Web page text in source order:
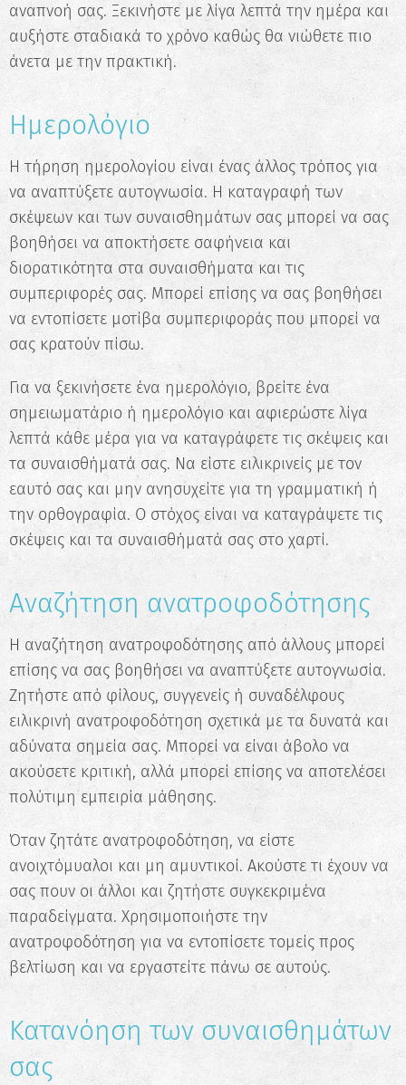
✖
Κάνε το Δωρεάν Τεστ
Επαγγελματικού
Προσανατολισμού!
Ανακάλυψε τις πραγματικές σου
δυνατότητες και σχεδίασε την ιδανική
καριέρα.
Ξεκίνα τώρα
αναπνοή σας. Ξεκινήστε με λίγα λεπτά την ημέρα και
αυξήστε σταδιακά το χρόνο καθώς θα νιώθετε πιο
άνετα με την πρακτική.
Ημερολόγιο
Η τήρηση ημερολογίου είναι ένας άλλος τρόπος για
να αναπτύξετε αυτογνωσία. Η καταγραφή των
σκέψεων και των συναισθημάτων σας μπορεί να σας
βοηθήσει να αποκτήσετε σαφήνεια και
διορατικότητα στα συναισθήματα και τις
συμπεριφορές σας. Μπορεί επίσης να σας βοηθήσει
να εντοπίσετε μοτίβα συμπεριφοράς που μπορεί να
σας κρατούν πίσω.
Για να ξεκινήσετε ένα ημερολόγιο, βρείτε ένα
σημειωματάριο ή ημερολόγιο και αφιερώστε λίγα
λεπτά κάθε μέρα για να καταγράφετε τις σκέψεις και
τα συναισθήματά σας. Να είστε ειλικρινείς με τον
εαυτό σας και μην ανησυχείτε για τη γραμματική ή
την ορθογραφία. Ο στόχος είναι να καταγράψετε τις
σκέψεις και τα συναισθήματά σας στο χαρτί.
Αναζήτηση ανατροφοδότησης
Η αναζήτηση ανατροφοδότησης από άλλους μπορεί
επίσης να σας βοηθήσει να αναπτύξετε αυτογνωσία.
Ζητήστε από φίλους, συγγενείς ή συναδέλφους
ειλικρινή ανατροφοδότηση σχετικά με τα δυνατά και
αδύνατα σημεία σας. Μπορεί να είναι άβολο να
ακούσετε κριτική, αλλά μπορεί επίσης να αποτελέσει
πολύτιμη εμπειρία μάθησης.
Όταν ζητάτε ανατροφοδότηση, να είστε
ανοιχτόμυαλοι και μη αμυντικοί. Ακούστε τι έχουν να
σας πουν οι άλλοι και ζητήστε συγκεκριμένα
παραδείγματα. Χρησιμοποιήστε την
ανατροφοδότηση για να εντοπίσετε τομείς προς
βελτίωση και να εργαστείτε πάνω σε αυτούς.
Κατανόηση των συναισθημάτων
σας